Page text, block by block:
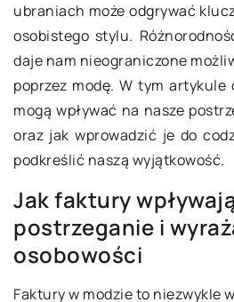
ubraniach może odgrywać
osobistego stylu.
daje nam nieograniczone
poprzez modę. W tym
mogą wpływać na nasze
oraz jak wprowadzić je do
podkreślić naszą wyjątkowość.
Jak faktury
postrzeganie i
osobowości
Faktury w modzie to niezwykle